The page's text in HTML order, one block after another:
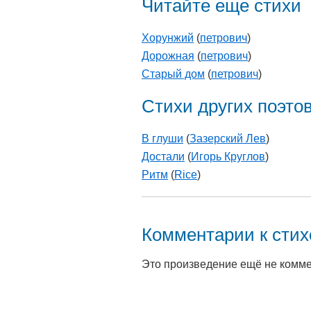
Читайте еще стихи
Хорунжий (петрович)
Дорожная (петрович)
Старый дом (петрович)
Стихи других
В глуши (Зазерский Лев)
Достали (Игорь Круглов)
Ритм (Rice)
Комментарии к
Это произведение ещё не